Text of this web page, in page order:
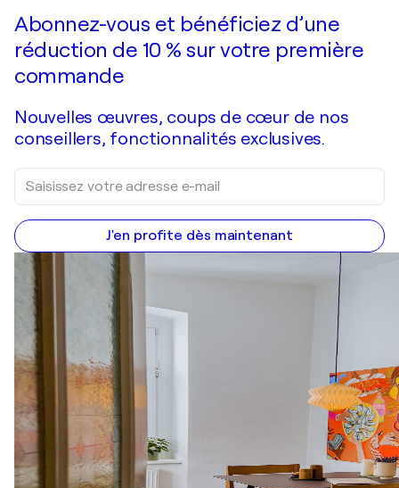
Abonnez-vous et bénéficiez d’une
réduction de 10 % sur votre première
commande
Nouvelles œuvres, coups de cœur de nos
conseillers, fonctionnalités exclusives.
J'en profite dès maintenant